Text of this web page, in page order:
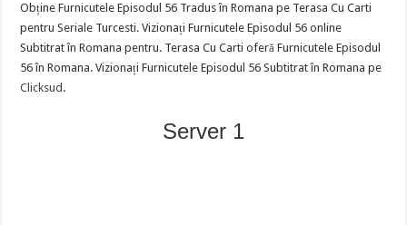
Obține Furnicutele Episodul 56 Tradus în Romana pe Terasa Cu Carti
pentru Seriale Turcesti. Vizionați Furnicutele Episodul 56 online
Subtitrat în Romana pentru. Terasa Cu Carti oferă Furnicutele Episodul
56 în Romana. Vizionați Furnicutele Episodul 56 Subtitrat în Romana pe
Clicksud .
Server 1